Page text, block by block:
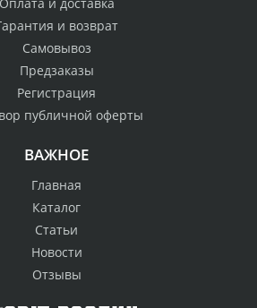
Оплата и доставка
и возврат
Самовывоз
Предзаказы
Регистрация
публичной оферты
ВАЖНОЕ
Главная
Каталог
Статьи
Новости
Отзывы